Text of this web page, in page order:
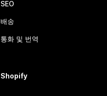
SEO
배송
통화 및 번역
Shopify